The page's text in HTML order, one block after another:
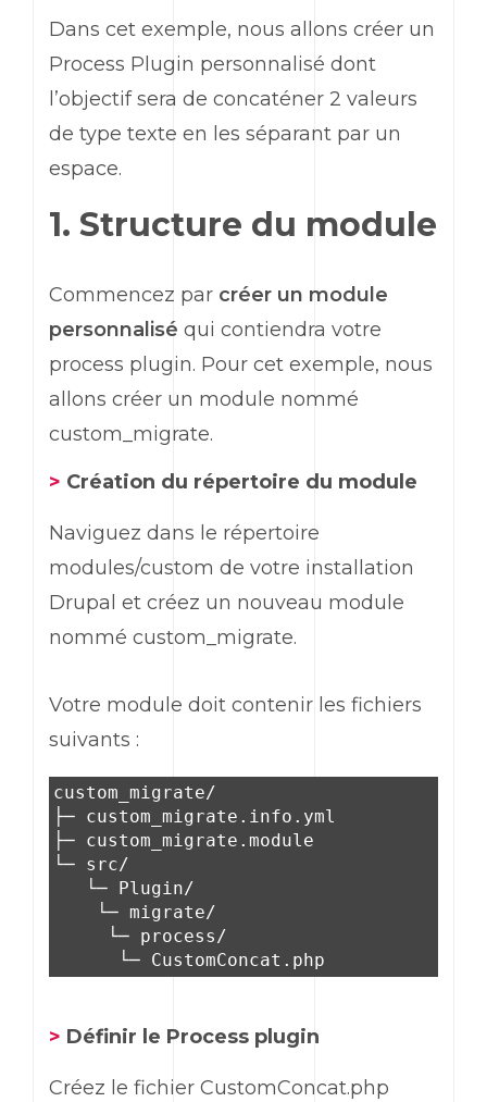
Dans cet exemple, nous allons créer un
Process Plugin personnalisé dont
l’objectif sera de concaténer 2 valeurs
de type texte en les séparant par un
espace.
1. Structure du module
Commencez par créer un module
personnalisé qui contiendra votre
process plugin. Pour cet exemple, nous
allons créer un module nommé
custom_migrate.
> Création du répertoire du module
Naviguez dans le répertoire
modules/custom de votre installation
Drupal et créez un nouveau module
nommé custom_migrate.
Votre module doit contenir les fichiers
suivants :
custom_migrate/
├─ custom_migrate.info.yml
├─ custom_migrate.module
└─ src/
└─ Plugin/
└─ migrate/
└─ process/
└─ CustomConcat.php
> Définir le Process plugin
Créez le fichier CustomConcat.php